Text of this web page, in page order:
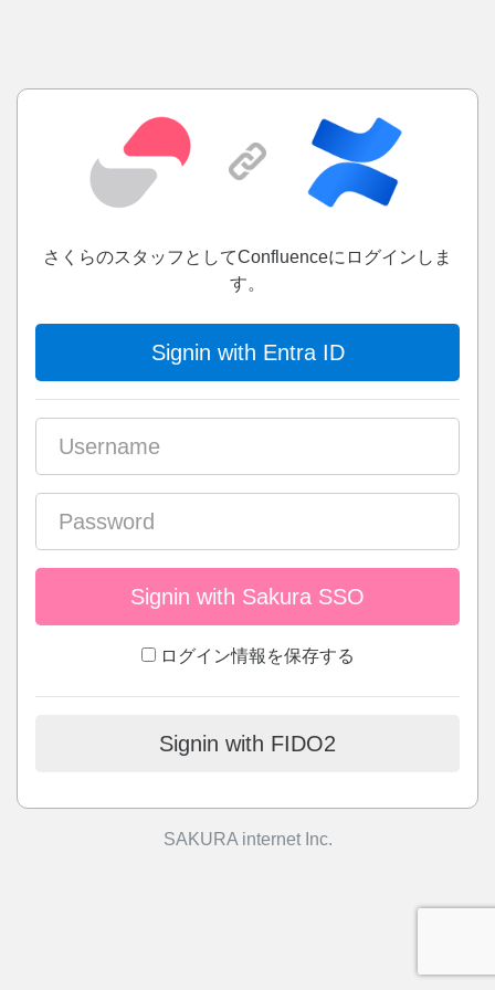
さくらのスタッフとしてConfluenceにログインしま
す。
Signin with Entra ID
Signin with Sakura SSO
ログイン情報を保存する
Signin with FIDO2
SAKURA internet Inc.